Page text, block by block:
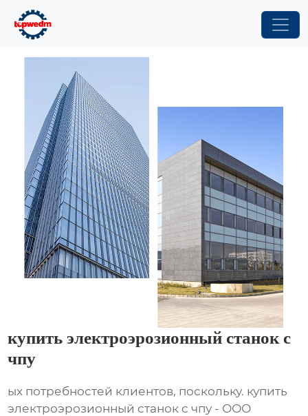
купить электроэрозионный станок с
чпу
ых потребностей клиентов, поскольку. купить
электроэрозионный станок с чпу - ООО